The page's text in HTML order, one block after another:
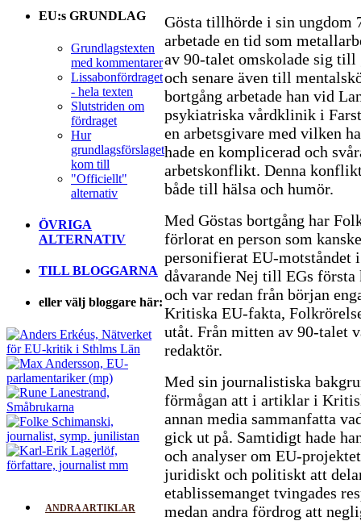
EU:s GRUNDLAG
Grundlagstexten
med kommentarer
Lissabonfördraget
- hela texten
Slutstriden om
fördraget
Hur
grundlagsförslaget
kom till
"Officiellt"
alternativ
ÖVRIGA
ALTERNATIV
TILL BLOGGARNA
eller välj bloggare här:
ANDRA ARTIKLAR
Gösta tillhörde i sin ungdom
arbetade en tid som
av 90-talet omskolade sig
och senare även till
bortgång arbetade han vid
psykiatriska vårdklinik i
en arbetsgivare med vilken
hade en komplicerad och
arbetskonflikt. Denna
både till hälsa och humör.
Med Göstas bortgång har
förlorat en person som
personifierat EU-motståndet
dåvarande Nej till EGs första
och var redan från början
Kritiska EU-fakta,
utåt. Från mitten av 90-talet
redaktör.
Med sin journalistiska
förmågan att i artiklar i
annan media sammanfatta
gick ut på. Samtidigt hade
och analyser om EU-
juridiskt och politiskt att
etablissemanget tvingades
medan andra fördrog att